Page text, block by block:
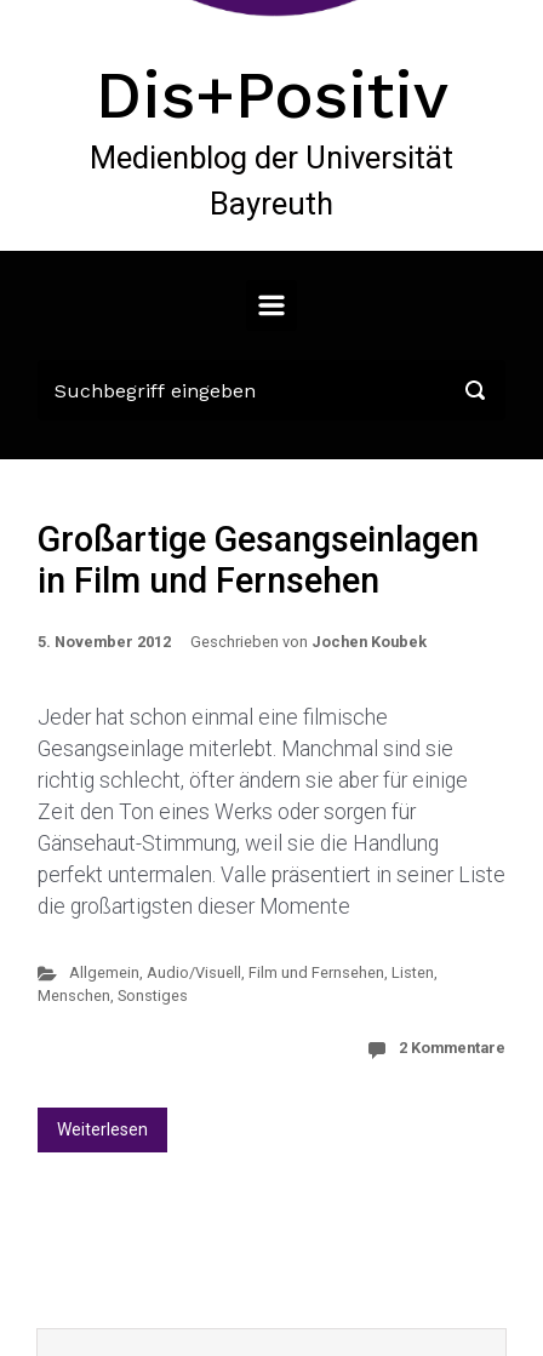
Dis+Positiv
Medienblog der Universität
Bayreuth
Großartige Gesangseinlagen
in Film und Fernsehen
5. November 2012 Geschrieben von Jochen Koubek
Jeder hat schon einmal eine filmische
Gesangseinlage miterlebt. Manchmal sind sie
richtig schlecht, öfter ändern sie aber für einige
Zeit den Ton eines Werks oder sorgen für
Gänsehaut-Stimmung, weil sie die Handlung
perfekt untermalen. Valle präsentiert in seiner Liste
die großartigsten dieser Momente
Allgemein, Audio/Visuell , Film und Fernsehen, Listen,
Menschen, Sonstiges
2 Kommentare
Weiterlesen